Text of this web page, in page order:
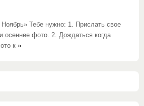
Тебе нужно: 1. Прислать свое
осеннее фото. 2. Дождаться когда
к »